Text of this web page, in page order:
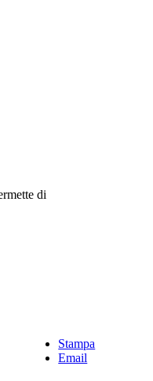
di
Stampa
Email